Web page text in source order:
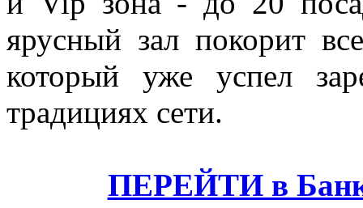
ярусный зал покорит
который уже успел
традициях сети.
ПЕРЕЙТИ в